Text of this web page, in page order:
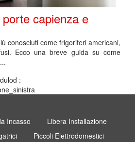
capienza e
conosciuti come frigoriferi americani,
Ecco una breve guida su come
:
Incasso
Libera Installazione
Piccoli Elettrodomestici